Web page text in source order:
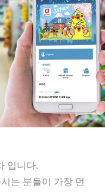
입니다.
는 분들이 가장 먼